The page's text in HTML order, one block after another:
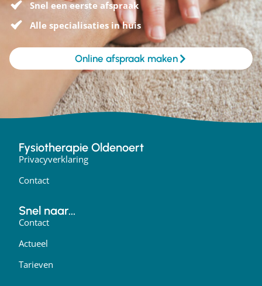
Snel een eerste afspraak
Alle specialisaties in huis
Online afspraak maken
Fysiotherapie Oldenoert
Privacyverklaring
Contact
Snel naar...
Contact
Actueel
Tarieven